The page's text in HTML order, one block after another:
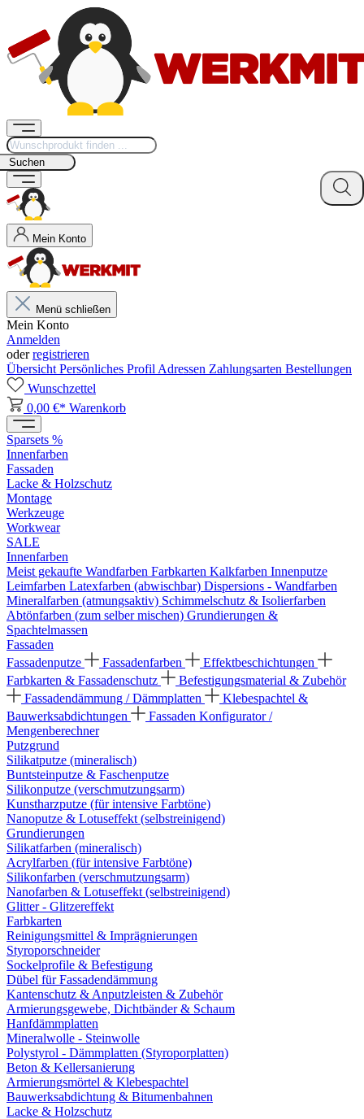
Suchen
Mein Konto
Menü schließen
Mein Konto
Anmelden
oderregistrieren
Übersicht Persönliches Profil Adressen Zahlungsarten Bestellungen
Wunschzettel
0,00 €* Warenkorb
Sparsets %
Innenfarben
Fassaden
Lacke & Holzschutz
Montage
Werkzeuge
Workwear
SALE
Innenfarben
Meist gekaufte Wandfarben Farbkarten Kalkfarben Innenputze
Leimfarben Latexfarben (abwischbar) Dispersions - Wandfarben
Mineralfarben (atmungsaktiv) Schimmelschutz & Isolierfarben
Abtönfarben (zum selber mischen) Grundierungen &
Spachtelmassen
Fassaden
Fassadenputze
Fassadenfarben
Effektbeschichtungen
Farbkarten & Fassadenschutz
Befestigungsmaterial & Zubehör
Fassadendämmung / Dämmplatten
Klebespachtel &
Bauwerksabdichtungen
Fassaden Konfigurator /
Mengenberechner
Putzgrund
Silikatputze (mineralisch)
Buntsteinputze & Faschenputze
Silikonputze (verschmutzungsarm)
Kunstharzputze (für intensive Farbtöne)
Nanoputze & Lotuseffekt (selbstreinigend)
Grundierungen
Silikatfarben (mineralisch)
Acrylfarben (für intensive Farbtöne)
Silikonfarben (verschmutzungsarm)
Nanofarben & Lotuseffekt (selbstreinigend)
Glitter - Glitzereffekt
Farbkarten
Reinigungsmittel & Imprägnierungen
Styroporschneider
Sockelprofile & Befestigung
Dübel für Fassadendämmung
Kantenschutz & Anputzleisten & Zubehör
Armierungsgewebe, Dichtbänder & Schaum
Hanfdämmplatten
Mineralwolle - Steinwolle
Polystyrol - Dämmplatten (Styroporplatten)
Beton & Kellersanierung
Armierungsmörtel & Klebespachtel
Bauwerksabdichtung & Bitumenbahnen
Lacke & Holzschutz